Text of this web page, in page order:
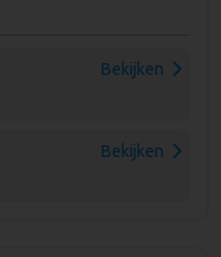
Bekijken
Bekijken